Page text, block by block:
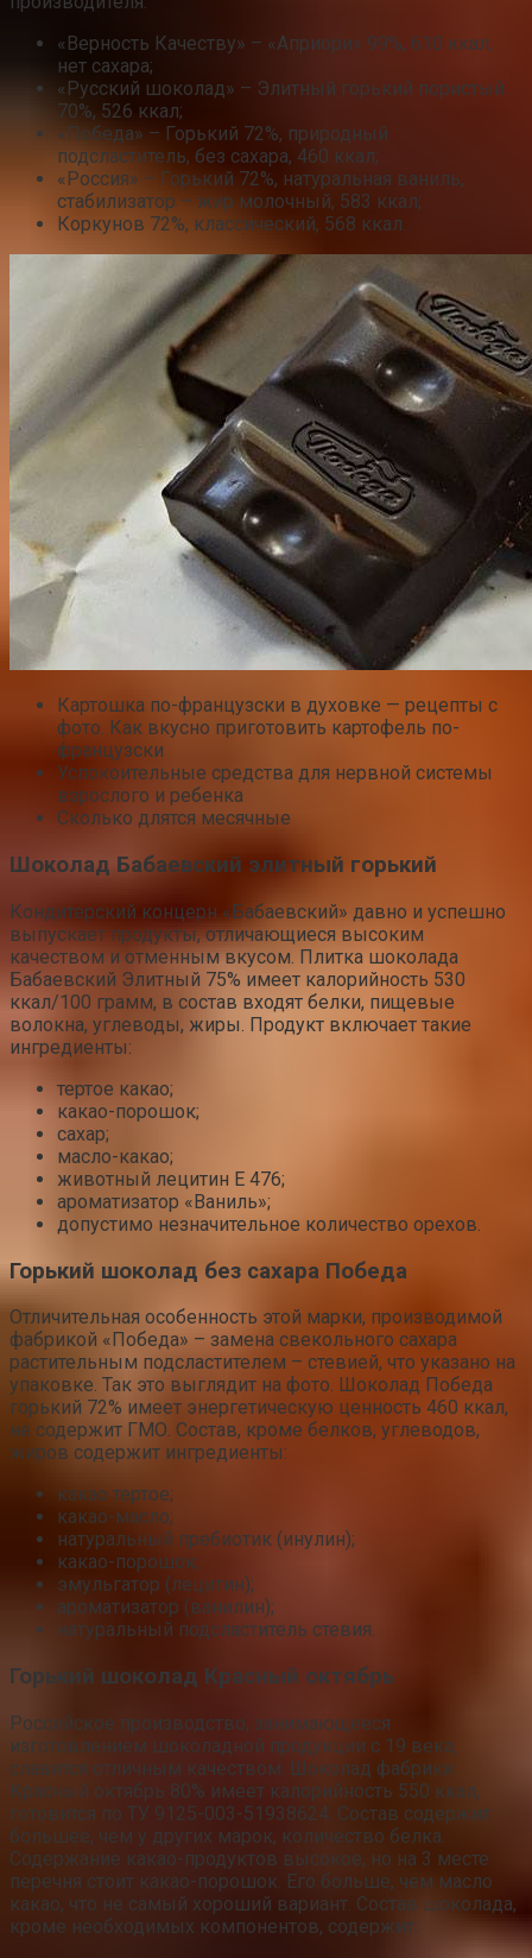
«Верность Качеству» – «Априори» 99%, 610 ккал,
нет сахара;
«Русский шоколад» – Элитный горький пористый
70%, 526 ккал;
«Победа» – Горький 72%, природный
подсластитель, без сахара, 460 ккал;
«Россия» – Горький 72%, натуральная ваниль,
стабилизатор – жир молочный, 583 ккал;
Коркунов 72%, классический, 568 ккал.
Картошка по-французски в духовке — рецепты с
фото. Как вкусно приготовить картофель по-
французски
Успокоительные средства для нервной системы
взрослого и ребенка
Сколько длятся месячные
Шоколад Бабаевский элитный горький
Кондитерский концерн «Бабаевский» давно и успешно
выпускает продукты, отличающиеся высоким
качеством и отменным вкусом. Плитка шоколада
Бабаевский Элитный 75% имеет калорийность 530
ккал/100 грамм, в состав входят белки, пищевые
волокна, углеводы, жиры. Продукт включает такие
ингредиенты:
тертое какао;
какао-порошок;
сахар;
масло-какао;
животный лецитин Е 476;
ароматизатор «Ваниль»;
допустимо ­незначительное количество орехов.
Горький шоколад без сахара Победа
Отличительная особенность этой марки, производимой
фабрикой «Победа» – замена свекольного сахара
растительным подсластителем – стевией, что указано на
упаковке. Так это выглядит на фото. Шоколад Победа
горький 72% имеет энергетическую ценность 460 ккал,
не содержит ГМО. Состав, кроме белков, углеводов,
жиров содержит ингредиенты:
какао тертое;
какао-масло;
натуральный пребиотик (инулин);
какао-порошок;
эмульгатор (лецитин);
ароматизатор (ванилин);
натуральный подсластитель стевия.
Горький шоколад Красный октябрь
Российское производство, занимающееся
изготовлением шоколадной продукции с 19 века,
славится отличным качеством. Шоколад фабрики
Красный октябрь 80% имеет калорийность 550 ккал,
готовится по ТУ 9125-003-51938624. Состав содержит
большее, чем у других марок, количество белка.
Содержание какао-продуктов высокое, но на 3 месте
перечня стоит какао-порошок. Его больше, чем масло
какао, что не самый хороший вариант. Состав шоколада,
кроме необходимых компонентов, содержит: